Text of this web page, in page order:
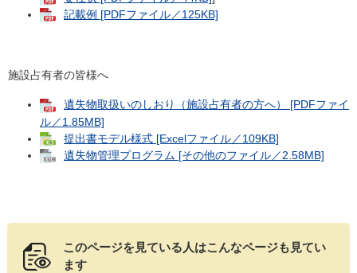
記載例 [PDFファイル／125KB]
施設占有者の皆様へ
遺失物取扱いのしおり（施設占有者の方へ） [PDFファイ
ル／1.85MB]
提出書モデル様式 [Excelファイル／109KB]
遺失物管理プログラム [その他のファイル／2.58MB]
このページを見ている人はこんなページも見てい
ます